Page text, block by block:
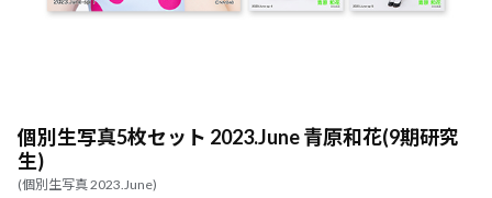
個別生写真5枚セット 2023.June 青原和花(9期研究
生)
(個別生写真 2023.June)